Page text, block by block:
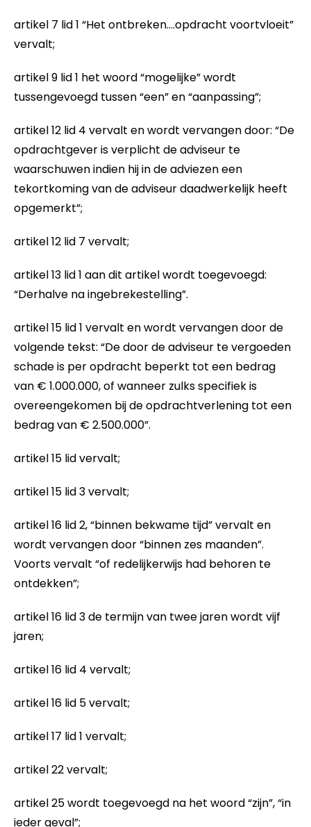
artikel 7 lid 1 “Het ontbreken….opdracht voortvloeit”
vervalt;
artikel 9 lid 1 het woord “mogelijke” wordt
tussengevoegd tussen “een” en “aanpassing”;
artikel 12 lid 4 vervalt en wordt vervangen door: “De
opdrachtgever is verplicht de adviseur te
waarschuwen indien hij in de adviezen een
tekortkoming van de adviseur daadwerkelijk heeft
opgemerkt”;
artikel 12 lid 7 vervalt;
artikel 13 lid 1 aan dit artikel wordt toegevoegd:
“Derhalve na ingebrekestelling”.
artikel 15 lid 1 vervalt en wordt vervangen door de
volgende tekst: “De door de adviseur te vergoeden
schade is per opdracht beperkt tot een bedrag
van € 1.000.000, of wanneer zulks specifiek is
overeengekomen bij de opdrachtverlening tot een
bedrag van € 2.500.000”.
artikel 15 lid vervalt;
artikel 15 lid 3 vervalt;
artikel 16 lid 2, “binnen bekwame tijd” vervalt en
wordt vervangen door “binnen zes maanden”.
Voorts vervalt “of redelijkerwijs had behoren te
ontdekken”;
artikel 16 lid 3 de termijn van twee jaren wordt vijf
jaren;
artikel 16 lid 4 vervalt;
artikel 16 lid 5 vervalt;
artikel 17 lid 1 vervalt;
artikel 22 vervalt;
artikel 25 wordt toegevoegd na het woord “zijn”, “in
ieder geval”;